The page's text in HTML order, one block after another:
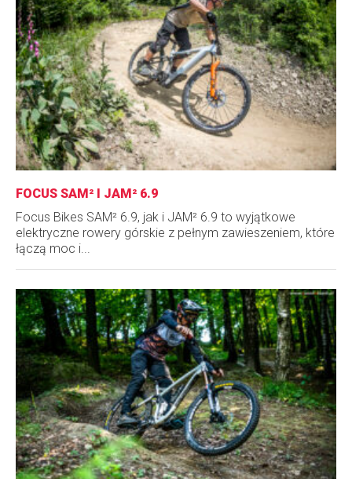
FOCUS SAM² I JAM² 6.9
Focus Bikes SAM² 6.9, jak i JAM² 6.9 to wyjątkowe
elektryczne rowery górskie z pełnym zawieszeniem, które
łączą moc i...